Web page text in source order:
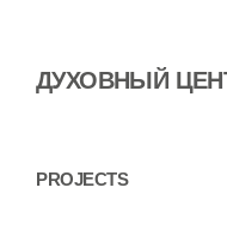
ДУХОВНЫЙ
PROJECTS